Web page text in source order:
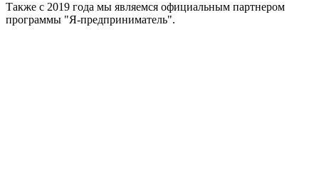
Также с 2019 года мы являемся официальным партнером
программы "Я-предприниматель".